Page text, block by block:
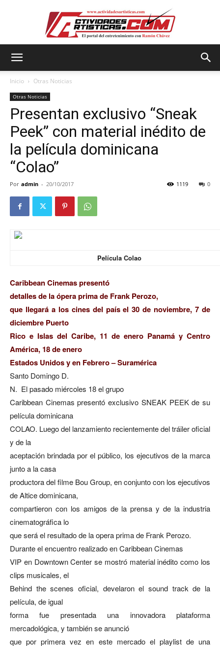
Inicio Otras Noticias
Otras Noticias
Presentan exclusivo “Sneak
Peek” con material inédito de
la película dominicana
“Colao”
Por admin - 20/10/2017 0
1119
Película Colao
Caribbean Cinemas presentó
detalles de la ópera prima de Frank Perozo,
que llegará a los cines del país el 30 de noviembre, 7 de
diciembre Puerto
Rico e Islas del Caribe, 11 de enero Panamá y Centro
América, 18 de enero
Estados Unidos y en Febrero – Suramérica
Santo Domingo D.
N. El pasado miércoles 18 el grupo
Caribbean Cinemas presentó exclusivo SNEAK PEEK de su
película dominicana
COLAO. Luego del lanzamiento recientemente del tráiler oficial
y de la
aceptación brindada por el público, los ejecutivos de la marca
junto a la casa
productora del filme Bou Group, en conjunto con los ejecutivos
de Altice dominicana,
compartieron con los amigos de la prensa y de la industria
cinematográfica lo
que será el resultado de la opera prima de Frank Perozo.
Durante el encuentro realizado en Caribbean Cinemas
VIP en Downtown Center se mostró material inédito como los
clips musicales, el
Behind the scenes oficial, develaron el sound track de la
película, de igual
forma fue presentada una innovadora plataforma
mercadológica, y también se anunció
que por primera vez en este mercado el playlist de una